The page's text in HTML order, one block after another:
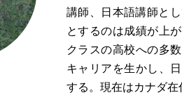
講師、日本語講師と
とするのは成績が上
クラスの高校への多
キャリアを生かし、
する。現在はカナダ在